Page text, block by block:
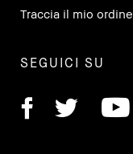
Traccia il mio ordine
SEGUICI SU